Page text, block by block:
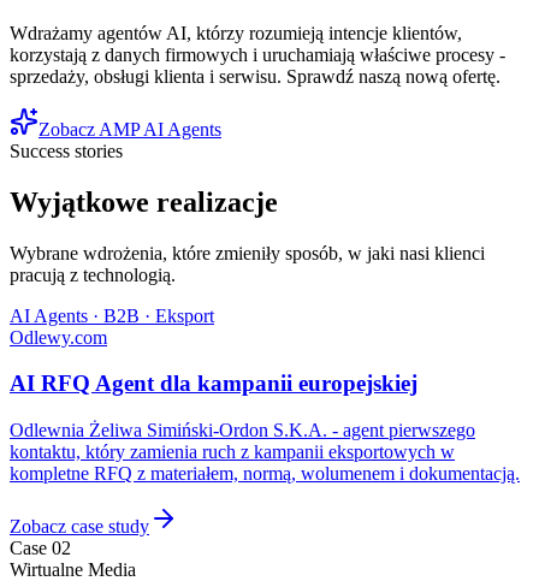
Wdrażamy agentów AI, którzy rozumieją intencje klientów,
korzystają z danych firmowych i uruchamiają właściwe procesy -
sprzedaży, obsługi klienta i serwisu. Sprawdź naszą nową ofertę.
Zobacz AMP AI Agents
Success stories
Wyjątkowe realizacje
Wybrane wdrożenia, które zmieniły sposób, w jaki nasi klienci
pracują z technologią.
AI Agents · B2B · Eksport
Odlewy.com
AI RFQ Agent dla kampanii europejskiej
Odlewnia Żeliwa Simiński-Ordon S.K.A. - agent pierwszego
kontaktu, który zamienia ruch z kampanii eksportowych w
kompletne RFQ z materiałem, normą, wolumenem i dokumentacją.
Zobacz case study
Case 02
Wirtualne Media